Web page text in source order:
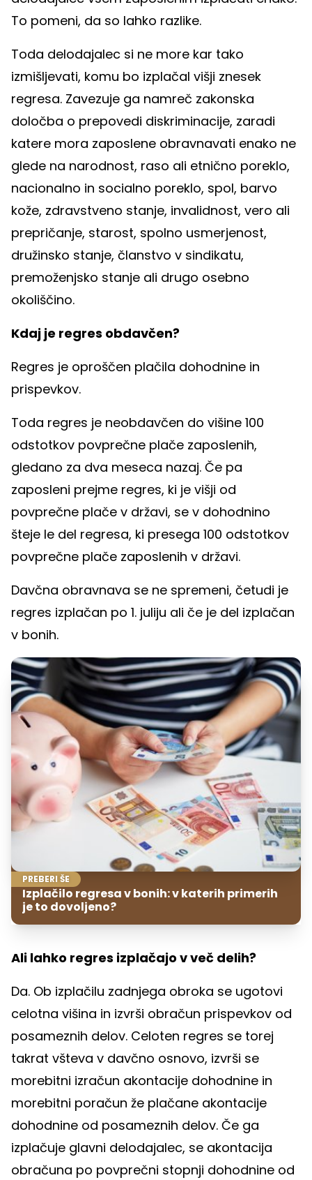
To pomeni, da so lahko razlike.
Toda delodajalec si ne more kar tako
izmišljevati, komu bo izplačal višji znesek
regresa. Zavezuje ga namreč zakonska
določba o prepovedi diskriminacije, zaradi
katere mora zaposlene obravnavati enako ne
glede na narodnost, raso ali etnično poreklo,
nacionalno in socialno poreklo, spol, barvo
kože, zdravstveno stanje, invalidnost, vero ali
prepričanje, starost, spolno usmerjenost,
družinsko stanje, članstvo v sindikatu,
premoženjsko stanje ali drugo osebno
okoliščino.
Kdaj je regres obdavčen?
Regres je oproščen plačila dohodnine in
prispevkov.
Toda regres je neobdavčen do višine 100
odstotkov povprečne plače zaposlenih,
gledano za dva meseca nazaj. Če pa
zaposleni prejme regres, ki je višji od
povprečne plače v državi, se v dohodnino
šteje le del regresa, ki presega 100 odstotkov
povprečne plače zaposlenih v državi.
Davčna obravnava se ne spremeni, četudi je
regres izplačan po 1. juliju ali če je del izplačan
v bonih.
PREBERI ŠE
Izplačilo regresa v bonih: v katerih primerih
je to dovoljeno?
Ali lahko regres izplačajo v več delih?
Da. Ob izplačilu zadnjega obroka se ugotovi
celotna višina in izvrši obračun prispevkov od
posameznih delov. Celoten regres se torej
takrat všteva v davčno osnovo, izvrši se
morebitni izračun akontacije dohodnine in
morebitni poračun že plačane akontacije
dohodnine od posameznih delov. Če ga
izplačuje glavni delodajalec, se akontacija
obračuna po povprečni stopnji dohodnine od